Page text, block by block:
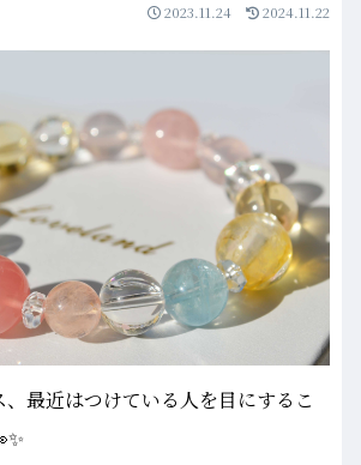
2023.11.24 2024.11.22
、最近はつけている人を目にするこ